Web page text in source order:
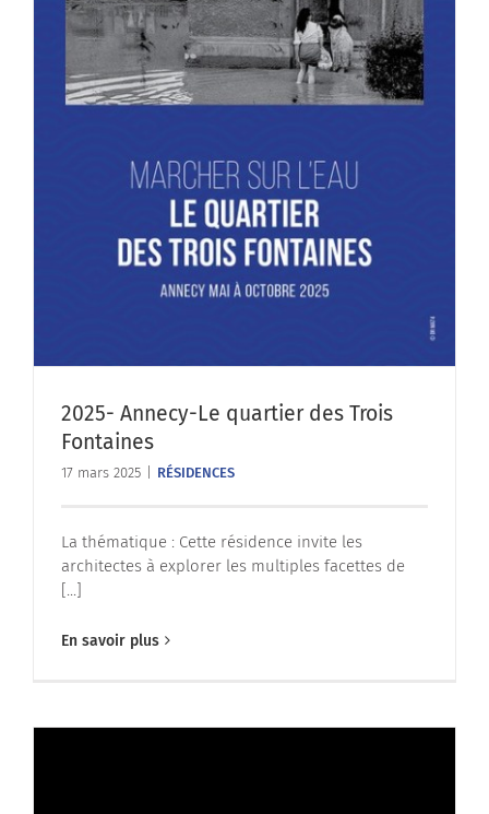
2025- Annecy-Le quartier des Trois
Fontaines
17 mars 2025 RÉSIDENCES
La thématique : Cette résidence invite les
architectes à explorer les multiples facettes de
[...]
En savoir plus